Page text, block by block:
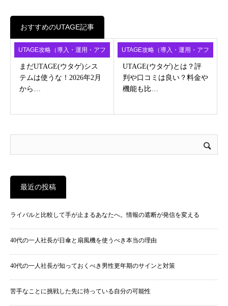
おすすめのUTAGE記事
UTAGE攻略（導入・運用・アフ
ィ）
まだUTAGE(ウタゲ)シス
テムは使うな！2026年2月
から…
UTAGE攻略（導入・運用・アフ
ィ）
UTAGE(ウタゲ)とは？評
判や口コミは良い？料金や
機能も比…
最近の投稿
ライバルと比較して手が止まるあなたへ。情報の遮断が発信を変える
40代の一人社長が日傘と扇風機を使うべき本当の理由
40代の一人社長が知っておくべき男性更年期のサインと対策
苦手なことに挑戦した先に待っている自分の可能性